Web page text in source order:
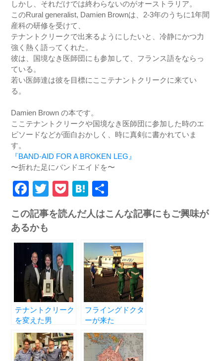
しかし、それだけでは終わらないのがオーストラリア。
このRural generalist, Damien Brownは、2-3年のうちに1年間
産科の研修を受けて、
テナントクリークで出来るようにしたいと、冷静にかつ力
強く熱く語ってくれた。
彼は、国境なき医師団にも参加して、フランス語をならっ
ている。
若い医師達は彼を目標にここテナントクリークに来てい
る。
Damien Brown の本です。
ここテナントクリークや国境なき医師団に参加した時のエ
ピソードなどが面白おかしく、時に真剣に書かれていま
す。
『BAND-AID FOR A BROKEN LEG』
〜折れた足にバンドエイドを〜
Facebook
Twitter
PocketHatena
有
この記事を読んだ人はこんな記事にもご興味が
あるかも
テナントクリーク
を変えた男
フライングドクタ
ーが来た